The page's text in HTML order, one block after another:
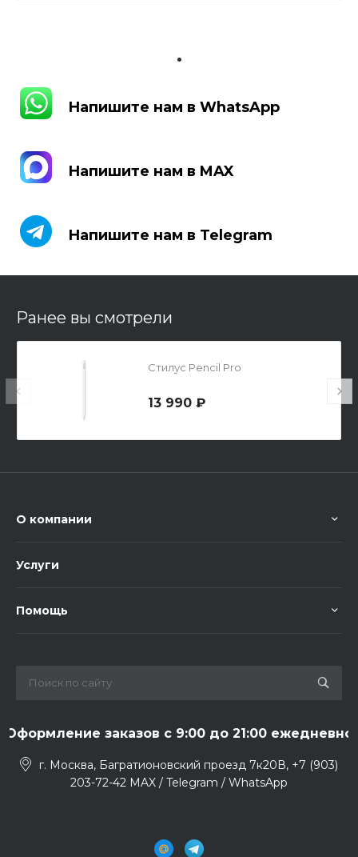
.
Напишите нам в WhatsApp
Напишите нам в MAX
Напишите нам в Telegram
Ранее вы смотрели
Стилус Pencil Pro
13 990 ₽
О компании
Услуги
Помощь
Оформление заказов с 9:00 до 21:00 ежедневно
г. Москва, Багратионовский проезд 7к20В, +7 (903)
203-72-42 MAX / Telegram / WhatsApp